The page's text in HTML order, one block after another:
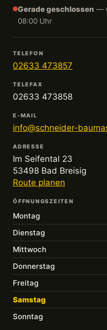
Gerade geschlossen —
08:00 Uhr
TELEFON
02633 473857
TELEFAX
02633 473858
E-MAIL
info@schneider-
ADRESSE
Im Seifental 23
53498 Bad Breisig
Route planen
ÖFFNUNGSZEITEN
Montag
Dienstag
Mittwoch
Donnerstag
Freitag
Samstag
Sonntag